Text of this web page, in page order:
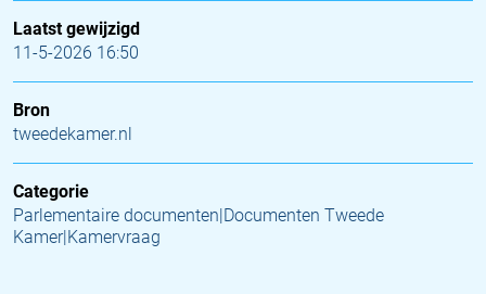
Laatst gewijzigd
11-5-2026 16:50
Bron
tweedekamer.nl
Categorie
Parlementaire documenten|Documenten Tweede
Kamer|Kamervraag